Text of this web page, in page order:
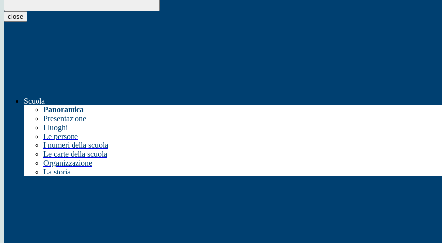
close
Scuola
Panoramica
Presentazione
I luoghi
Le persone
I numeri della scuola
Le carte della scuola
Organizzazione
La storia